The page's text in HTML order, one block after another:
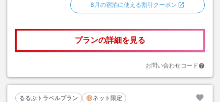
8月の宿泊に使える割引クーポン
プランの詳細を見る
お問い合わせコード
るるぶトラベルプラン ネット限定